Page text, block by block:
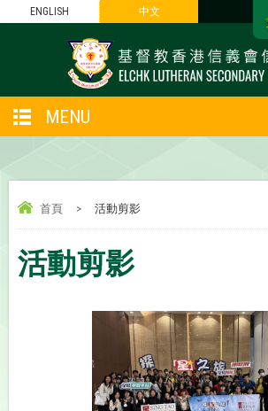
ENGLISH 中文
MENU
首頁 > 活動剪影
活動剪影